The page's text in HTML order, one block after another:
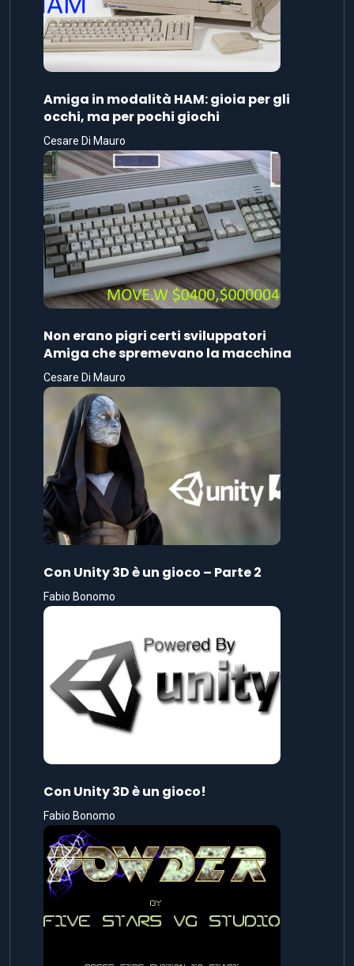
Amiga in modalità HAM: gioia per gli
occhi, ma per pochi giochi
Cesare Di Mauro
Non erano pigri certi sviluppatori
Amiga che spremevano la macchina
Cesare Di Mauro
Con Unity 3D è un gioco – Parte 2
Fabio Bonomo
Con Unity 3D è un gioco!
Fabio Bonomo